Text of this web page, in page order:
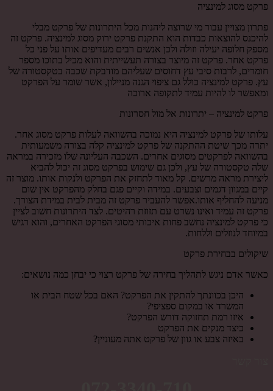
פרקט מסוג למינציה
פתרון מצויין עבור מי שרוצה ליהנות מכל היתרונות של פרקט מבלי
להיכנס להוצאות כבדות הוא התקנת פרקט ירוק מסוג למינציה. פרקט זה
מספק חלופה יעילה וזולה ולכן אנשים רבים מעדיפים אותו על פני כל
פרקט אחר. פרקט זה מיוצר בצורה תעשייתית והוא מכיל בתוכו מספר
חומרים, לרבות סיבי עץ דחוסים שעליהם מודבקת שכבה בטקסטורה של
עץ. פרקט למינציה כולל גם ציפוי הגנה מניילון, אשר שומר על הפרקט
ומאפשר לו להיות עמיד לתקופה ארוכה
פרקט למינציה – יתרונות אל מול חסרונות
עלותו של פרקט למינציה היא נמוכה בהשוואה לעלות פרקט מסוג אחר.
יתרה מכך שיטת ההתקנה של פרקט למינציה קלה בצורה משמעותית
בהשוואה לפרקטים מסוגים אחרים. השכבה העליונה שלו מזכירה במראה
שלה טקסטורה של עץ, ולכן גם שימוש בפרקט מסוג זה יכול להביא
ליצירת מראה מרשים. קל מאוד לתחזק את הפרקט ולנקות אותו. מוצר זה
קיים במגוון דגמים וצבעים. במידה וקיים פגם בחלק מהפרקט אין שום
מניעה להחליף אותו.אפשר להעביר פרקט זה מבית לבית במידת הצורך.
פרקט זה עמיד ואינו נשרט עם תזוזת רהיטים. לצד היתרונות חשוב לציין
כי פרקט למינציה נחשב פחות איכותי מסוגי הפרקט האחרים, והוא רגיש
במיוחד לנוזלים וללחות.
שיקולים בבחירת פרקט
כאשר אדם ניגש לתהליך בחירה של פרקט רצוי כי יבחן כמה נושאים:
היכן בכוונתך להתקין את הפרקט? האם בכל שטח הבית או
המשרד או במקום ספציפי?
איזו רמת תחזוקה דורש הפרקט?
כיצד מנקים את הפרקט
באיזה צבע או גוון של פרקט אתה מעוניין?